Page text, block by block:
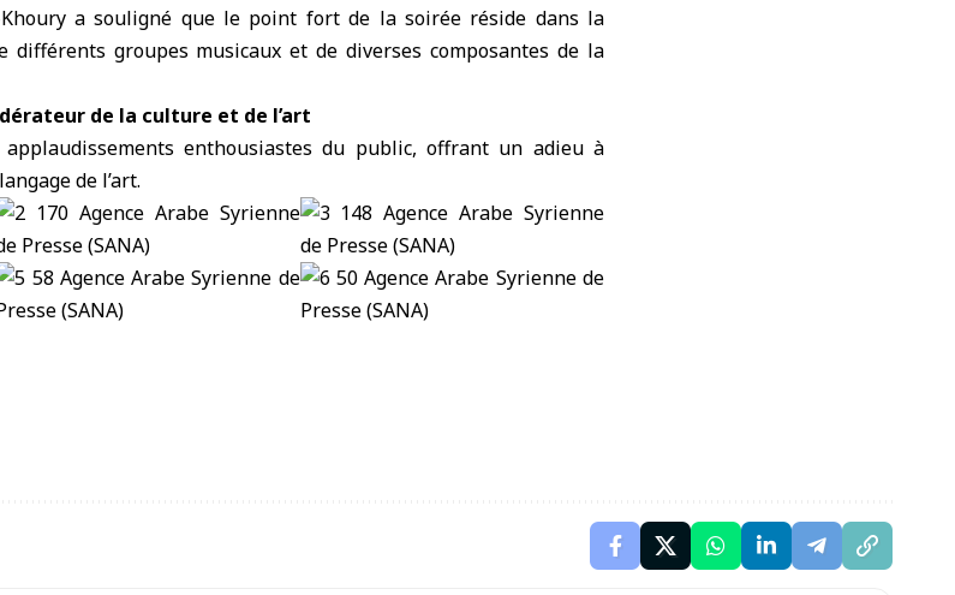
a souligné que le point fort de la soirée réside dans la
différents groupes musicaux et de diverses composantes de la
de la culture et de l’art
applaudissements enthousiastes du public, offrant un adieu à
de l’art.